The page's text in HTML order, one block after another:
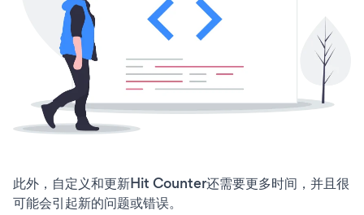
此外，自定义和更新Hit Counter还需要更多时间，并且很
可能会引起新的问题或错误。